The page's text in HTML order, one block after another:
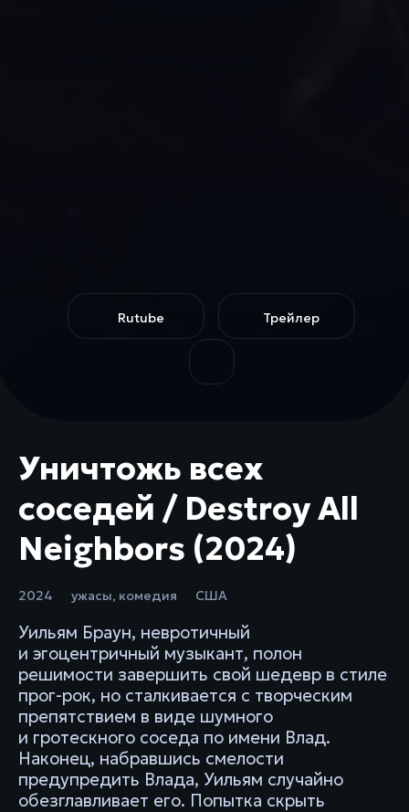
Rutube Трейлер
Уничтожь всех
соседей / Destroy All
Neighbors (2024)
2024 ужасы, комедия США
Уильям Браун, невротичный
и эгоцентричный музыкант, полон
решимости завершить свой шедевр в стиле
прог-рок, но сталкивается с творческим
препятствием в виде шумного
и гротескного соседа по имени Влад.
Наконец, набравшись смелости
предупредить Влада, Уильям случайно
обезглавливает его. Попытка скрыть